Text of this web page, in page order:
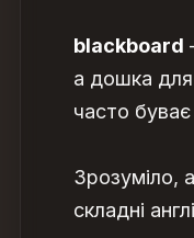
blackboard
а дошка для
часто
Зрозуміло,
складні